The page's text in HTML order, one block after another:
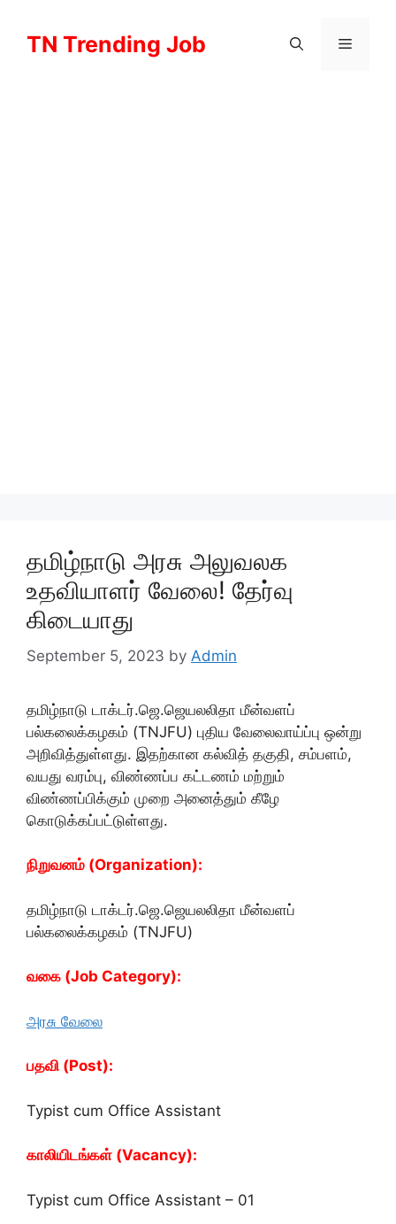
contentTN Trending Job Menu
தமிழ்நாடு அரசு அலுவலக
உதவியாளர் வேலை! தேர்வு
கிடையாது
September 5, 2023 by Admin
தமிழ்நாடு டாக்டர்.ஜெ.ஜெயலலிதா மீன்வளப்
பல்கலைக்கழகம் (TNJFU) புதிய வேலைவாய்ப்பு ஒன்று
அறிவித்துள்ளது. இதற்கான கல்வித் தகுதி, சம்பளம்,
வயது வரம்பு, விண்ணப்ப கட்டணம் மற்றும்
விண்ணப்பிக்கும் முறை அனைத்தும் கீழே
கொடுக்கப்பட்டுள்ளது.
நிறுவனம் (Organization):
தமிழ்நாடு டாக்டர்.ஜெ.ஜெயலலிதா மீன்வளப்
பல்கலைக்கழகம் (TNJFU)
வகை (Job Category):
அரசு வேலை
பதவி (Post):
Typist cum Office Assistant
காலியிடங்கள் (Vacancy):
Typist cum Office Assistant – 01